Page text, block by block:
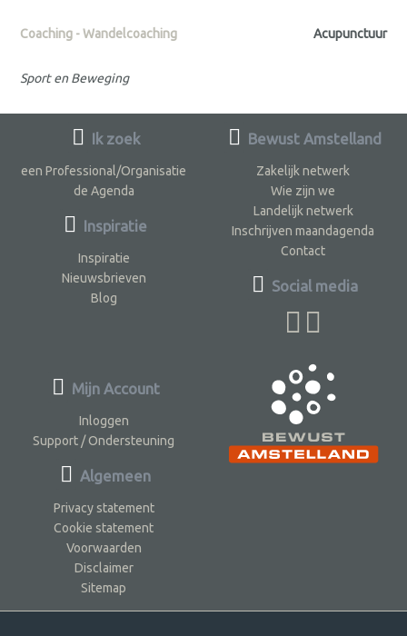
Coaching - Wandelcoaching Acupunctuur
Sport en Beweging
Ik zoek
een Professional/Organisatie
de Agenda
Inspiratie
Inspiratie
Nieuwsbrieven
Blog
Bewust Amstelland
Zakelijk netwerk
Wie zijn we
Landelijk netwerk
Inschrijven maandagenda
Contact
Social media
Mijn Account
Inloggen
Support / Ondersteuning
Algemeen
Privacy statement
Cookie statement
Voorwaarden
Disclaimer
Sitemap